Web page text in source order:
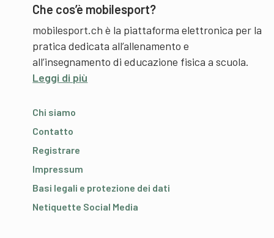
Che cos’è mobilesport?
mobilesport.ch è la piattaforma elettronica per la
pratica dedicata all’allenamento e
all’insegnamento di educazione fisica a scuola.
Leggi di più
Chi siamo
Contatto
Registrare
Impressum
Basi legali e protezione dei dati
Netiquette Social Media